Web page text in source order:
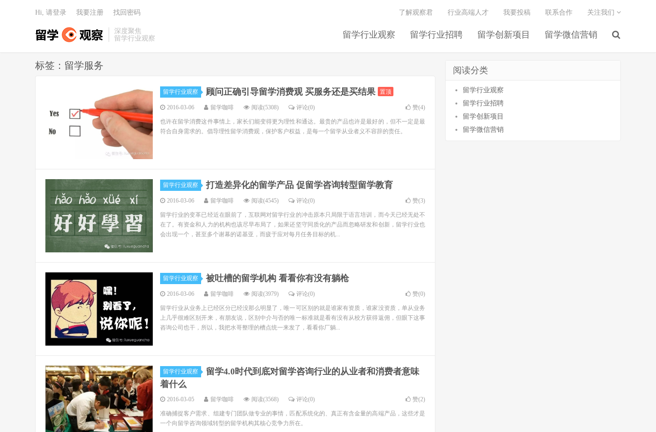
深度聚焦
留学行业观察
留学行业观察 留学行业招聘 留学创新项目 留学微信营销
了解观察君 行业高端人才 我要投稿 联系合作 关注我们
Hi, 请登录 我要注册 找回密码
标签：留学服务
留学行业观察 顾问正确引导留学消费观 买服务还是买结果 置顶
2016-03-06 留学咖啡 阅读(5308) 评论(0) 赞(4)
也许在留学消费这件事情上，家长们能变得更为理性和通达。最贵的产品也许是最好的，但不一定是最
符合自身需求的。倡导理性留学消费观，保护客户权益，是每一个留学从业者义不容辞的责任。
留学行业观察 打造差异化的留学产品 促留学咨询转型留学教育
2016-03-06 留学咖啡 阅读(4545) 评论(0) 赞(3)
留学行业的变革已经近在眼前了，互联网对留学行业的冲击原本只局限于语言培训，而今天已经无处不
在了。有资金和人力的机构也该尽早布局了，如果还坚守同质化的产品而忽略研发和创新，留学行业也
会出现一个，甚至多个谢幕的诺基亚，而疲于应对每月任务目标的机...
留学行业观察 被吐槽的留学机构 看看你有没有躺枪
2016-03-06 留学咖啡 阅读(3979) 评论(0) 赞(0)
留学行业从业务上已经区分已经没那么明显了，唯一可区别的就是谁家有资质，谁家没资质，单从业务
上几乎很难区别开来，有朋友说，区别中介与否的唯一标准就是看有没有从校方获得返佣，但眼下这事
咨询公司也干，所以，我把水哥整理的槽点统一来发了，看看你厂躺...
留学行业观察
留学4.0时代到底对留学咨询行业的从业者和消费者意味
着什么
2016-03-05 留学咖啡 阅读(3568) 评论(0) 赞(2)
准确捕捉客户需求、组建专门团队做专业的事情，匹配系统化的、真正有含金量的高端产品，这些才是
一个向留学咨询领域转型的留学机构其核心竞争力所在。
阅读分类
留学行业观察
留学行业招聘
留学创新项目
留学微信营销